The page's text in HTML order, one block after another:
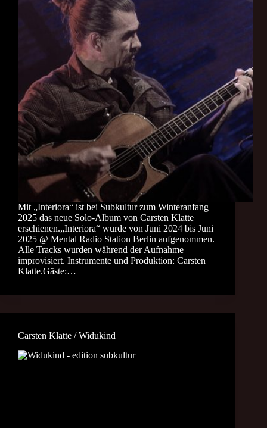
Mit „Interiora“ ist bei Subkultur zum Winteranfang
2025 das neue Solo-Album von Carsten Klatte
erschienen.„Interiora“ wurde von Juni 2024 bis Juni
2025 @ Mental Radio Station Berlin aufgenommen.
Alle Tracks wurden während der Aufnahme
improvisiert. Instrumente und Produktion: Carsten
Klatte.Gäste:…
Carsten Klatte / Widukind